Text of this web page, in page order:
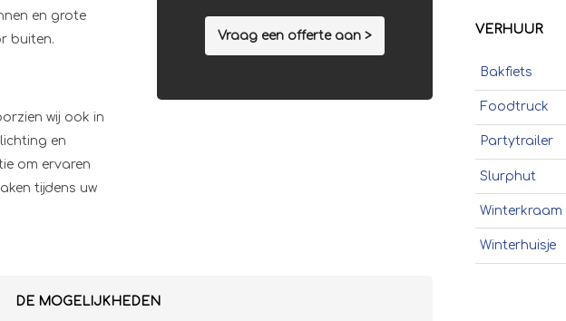
en grote
buiten.
wij ook in
en
om ervaren
tijdens uw
Vraag een offerte aan >
DE MOGELIJKHEDEN
Schepijs
Slush
Smoothies
Soep
Stroopwafels
VERHUUR
Bakfiets
Foodtruck
Partytrailer
Slurphut
Winterkraam
Winterhuisje